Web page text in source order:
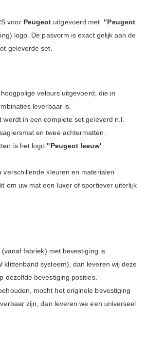
voor Peugeot uitgevoerd met "Peugeot
logo. De pasvorm is exact gelijk aan de
geleverde set.
velours uitgevoerd, die in
leverbaar is.
wordt in een complete set geleverd n.l.
en twee achtermatten.
is het logo "Peugeot leeuw'
verschillende kleuren en materialen
om uw mat een luxer of sportiever uiterlijk
fabriek) met bevestiging is
klittenband systeem), dan leveren wij deze
dezelfde bevestiging posities.
mocht het originele bevestiging
zijn, dan leveren we een universeel